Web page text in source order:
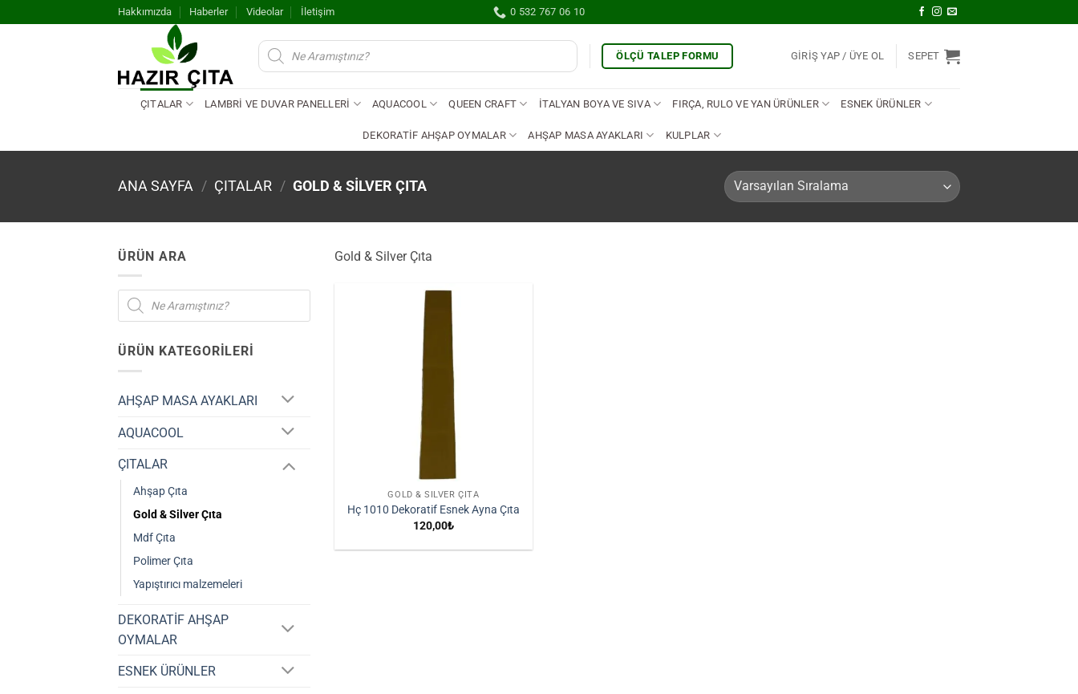
atla
Hakkımızda Haberler Videolar İletişim 0 532 767 06 10
Products
search
ÖLÇÜ TALEP FORMU GIRIŞ YAP SEPET
ÇITALAR LAMBRİ VE DUVAR PANELLERİ AQUACOOL QUEEN CRAFT İTALYAN BOYA VE SIVA FIRÇA, RULO VE YAN ÜRÜNLER ESNEK ÜRÜNLER
DEKORATİF AHŞAP OYMALAR AHŞAP MASA AYAKLARI KULPLAR
ANA SAYFA / ÇITALAR / GOLD & SILVER ÇITA
ÜRÜN ARA
Products
search
ÜRÜN KATEGORILERI
AHŞAP MASA AYAKLARI
AQUACOOL
ÇITALAR
Ahşap Çıta
Gold & Silver Çıta
Mdf Çıta
Polimer Çıta
Yapıştırıcı malzemeleri
DEKORATİF AHŞAP
OYMALAR
ESNEK ÜRÜNLER
Gold & Silver Çıta
GOLD & SILVER ÇITA
Hç 1010 Dekoratif Esnek Ayna Çıta
120,00₺